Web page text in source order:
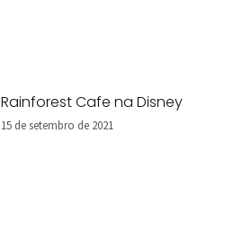
Rainforest Cafe na Disney
15 de setembro de 2021